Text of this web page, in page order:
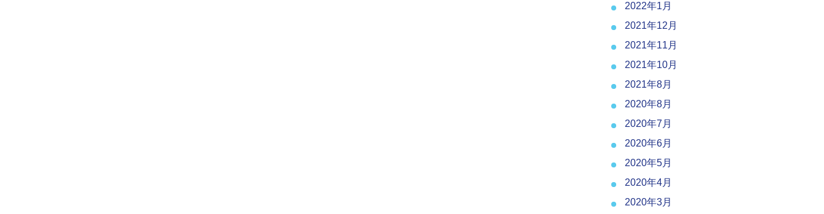
2022年1月
2021年12月
2021年11月
2021年10月
2021年8月
2020年8月
2020年7月
2020年6月
2020年5月
2020年4月
2020年3月